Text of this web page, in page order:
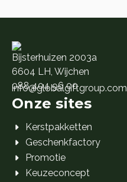
Bijsterhuizen 2003a
6604 LH, Wijchen
088 404 96 00
info@globalgiftgroup.com
Onze sites
Kerstpakketten
Geschenkfactory
Promotie
Keuzeconcept